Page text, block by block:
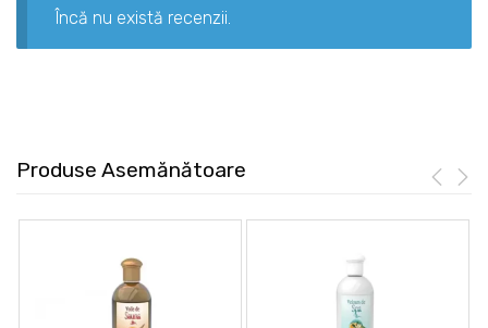
Încă nu există recenzii.
Produse Asemănătoare